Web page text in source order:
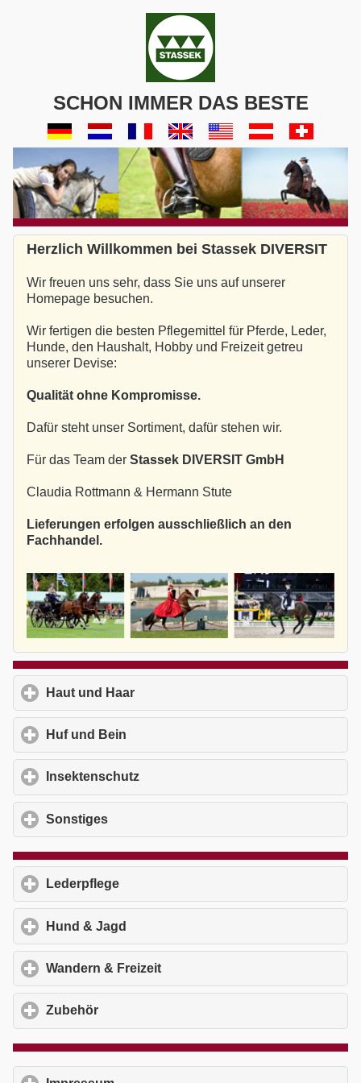
SCHON IMMER DAS BESTE
Herzlich Willkommen bei Stassek DIVERSIT
Wir freuen uns sehr, dass Sie uns auf unserer
Homepage besuchen.
Wir fertigen die besten Pflegemittel für Pferde, Leder,
Hunde, den Haushalt, Hobby und Freizeit getreu
unserer Devise:
Qualität ohne Kompromisse.
Dafür steht unser Sortiment, dafür stehen wir.
Für das Team der Stassek DIVERSIT GmbH
Claudia Rottmann & Hermann Stute
Lieferungen erfolgen ausschließlich an den
Fachhandel.
Haut und Haar
Huf und Bein
Insektenschutz
Sonstiges
Lederpflege
Hund & Jagd
Wandern & Freizeit
Zubehör